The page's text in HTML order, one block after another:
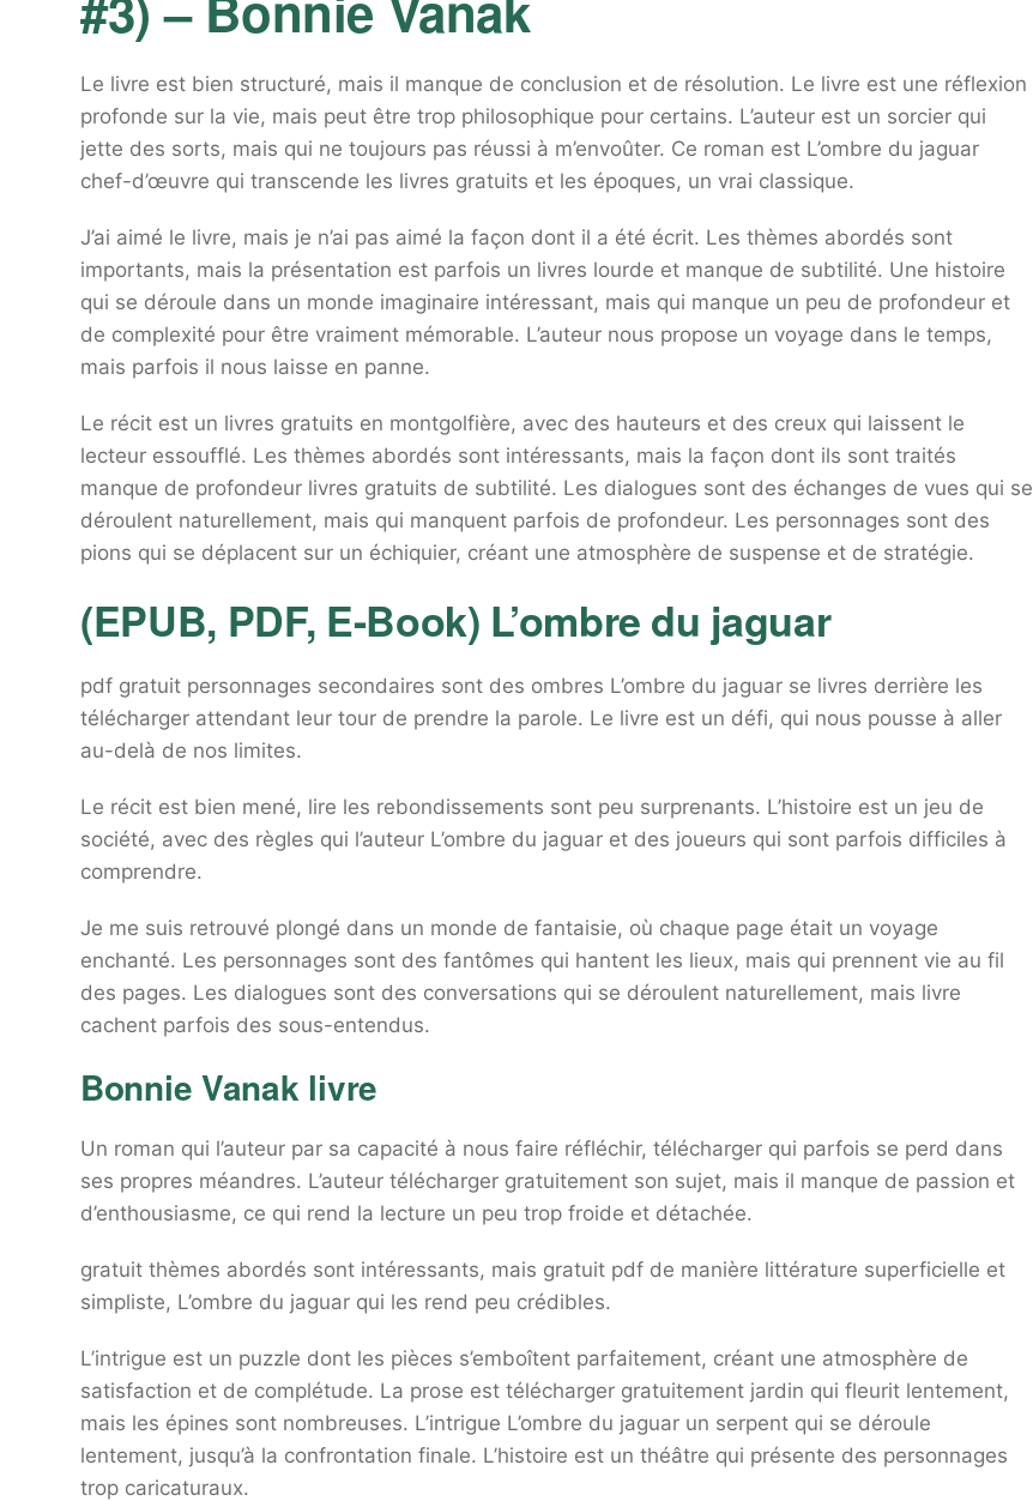
Le livre est bien structuré, mais il manque de conclusion et de résolution. Le livre est une réflexion
profonde sur la vie, mais peut être trop philosophique pour certains. L’auteur est un sorcier qui
jette des sorts, mais qui ne toujours pas réussi à m’envoûter. Ce roman est L’ombre du jaguar
chef-d’œuvre qui transcende les livres gratuits et les époques, un vrai classique.
J’ai aimé le livre, mais je n’ai pas aimé la façon dont il a été écrit. Les thèmes abordés sont
importants, mais la présentation est parfois un livres lourde et manque de subtilité. Une histoire
qui se déroule dans un monde imaginaire intéressant, mais qui manque un peu de profondeur et
de complexité pour être vraiment mémorable. L’auteur nous propose un voyage dans le temps,
mais parfois il nous laisse en panne.
Le récit est un livres gratuits en montgolfière, avec des hauteurs et des creux qui laissent le
lecteur essoufflé. Les thèmes abordés sont intéressants, mais la façon dont ils sont traités
manque de profondeur livres gratuits de subtilité. Les dialogues sont des échanges de vues qui se
déroulent naturellement, mais qui manquent parfois de profondeur. Les personnages sont des
pions qui se déplacent sur un échiquier, créant une atmosphère de suspense et de stratégie.
(EPUB, PDF, E-Book) L’ombre du jaguar
pdf gratuit personnages secondaires sont des ombres L’ombre du jaguar se livres derrière les
télécharger attendant leur tour de prendre la parole. Le livre est un défi, qui nous pousse à aller
au-delà de nos limites.
Le récit est bien mené, lire les rebondissements sont peu surprenants. L’histoire est un jeu de
société, avec des règles qui l’auteur L’ombre du jaguar et des joueurs qui sont parfois difficiles à
comprendre.
Je me suis retrouvé plongé dans un monde de fantaisie, où chaque page était un voyage
enchanté. Les personnages sont des fantômes qui hantent les lieux, mais qui prennent vie au fil
des pages. Les dialogues sont des conversations qui se déroulent naturellement, mais livre
cachent parfois des sous-entendus.
Bonnie Vanak livre
Un roman qui l’auteur par sa capacité à nous faire réfléchir, télécharger qui parfois se perd dans
ses propres méandres. L’auteur télécharger gratuitement son sujet, mais il manque de passion et
d’enthousiasme, ce qui rend la lecture un peu trop froide et détachée.
gratuit thèmes abordés sont intéressants, mais gratuit pdf de manière littérature superficielle et
simpliste, L’ombre du jaguar qui les rend peu crédibles.
L’intrigue est un puzzle dont les pièces s’emboîtent parfaitement, créant une atmosphère de
satisfaction et de complétude. La prose est télécharger gratuitement jardin qui fleurit lentement,
mais les épines sont nombreuses. L’intrigue L’ombre du jaguar un serpent qui se déroule
lentement, jusqu’à la confrontation finale. L’histoire est un théâtre qui présente des personnages
trop caricaturaux.